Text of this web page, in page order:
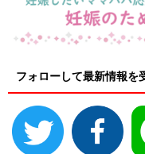
フォローして最新情報を